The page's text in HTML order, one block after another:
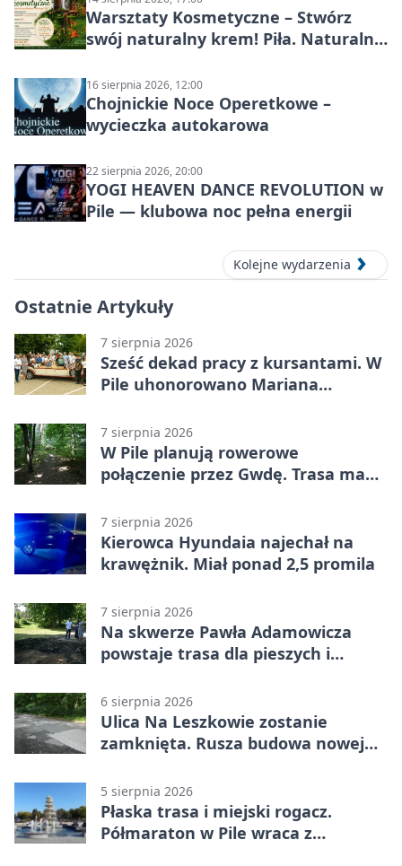
Warsztaty Kosmetyczne – Stwórz
swój naturalny krem! Piła. Naturalna
16 sierpnia 2026, 12:00
Chojnickie Noce Operetkowe –
wycieczka autokarowa
22 sierpnia 2026, 20:00
YOGI HEAVEN DANCE REVOLUTION w
Pile — klubowa noc pełna energii
Kolejne wydarzenia
Ostatnie Artykuły
7 sierpnia 2026
Sześć dekad pracy z kursantami. W
Pile uhonorowano Mariana
7 sierpnia 2026
W Pile planują rowerowe
połączenie przez Gwdę. Trasa ma
7 sierpnia 2026
Kierowca Hyundaia najechał na
krawężnik. Miał ponad 2,5 promila
7 sierpnia 2026
Na skwerze Pawła Adamowicza
powstaje trasa dla pieszych i
6 sierpnia 2026
Ulica Na Leszkowie zostanie
zamknięta. Rusza budowa nowej
5 sierpnia 2026
Płaska trasa i miejski rogacz.
Półmaraton w Pile wraca z